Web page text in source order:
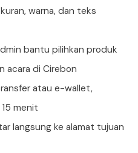
warna, dan teks
bantu pilihkan produk
acara di Cirebon
atau e-wallet,
menit
langsung ke alamat tujuan